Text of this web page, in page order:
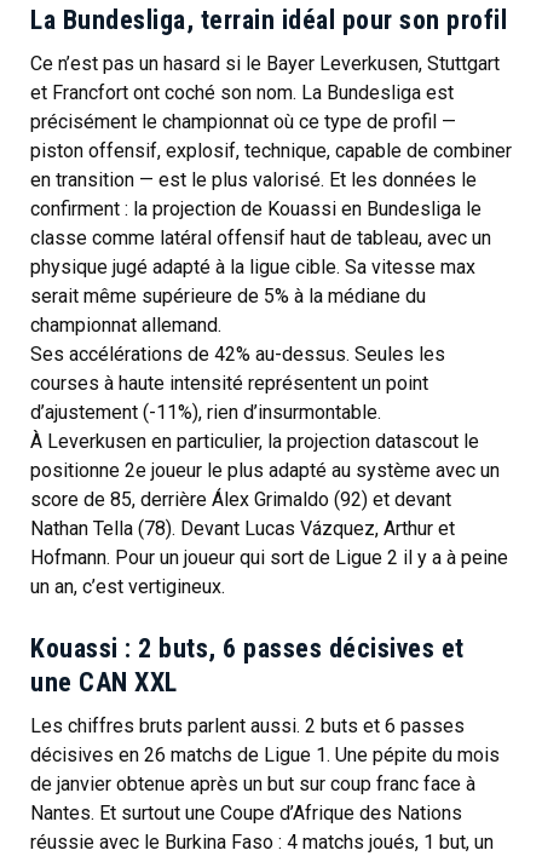
La Bundesliga, terrain idéal pour son profil
Ce n’est pas un hasard si le Bayer Leverkusen, Stuttgart
et Francfort ont coché son nom. La Bundesliga est
précisément le championnat où ce type de profil —
piston offensif, explosif, technique, capable de combiner
en transition — est le plus valorisé. Et les données le
confirment : la projection de Kouassi en Bundesliga le
classe comme latéral offensif haut de tableau, avec un
physique jugé adapté à la ligue cible. Sa vitesse max
serait même supérieure de 5% à la médiane du
championnat allemand.
Ses accélérations de 42% au-dessus. Seules les
courses à haute intensité représentent un point
d’ajustement (-11%), rien d’insurmontable.
À Leverkusen en particulier, la projection datascout le
positionne 2e joueur le plus adapté au système avec un
score de 85, derrière Álex Grimaldo (92) et devant
Nathan Tella (78). Devant Lucas Vázquez, Arthur et
Hofmann. Pour un joueur qui sort de Ligue 2 il y a à peine
un an, c’est vertigineux.
Kouassi : 2 buts, 6 passes décisives et
une CAN XXL
Les chiffres bruts parlent aussi. 2 buts et 6 passes
décisives en 26 matchs de Ligue 1. Une pépite du mois
de janvier obtenue après un but sur coup franc face à
Nantes. Et surtout une Coupe d’Afrique des Nations
réussie avec le Burkina Faso : 4 matchs joués, 1 but, un